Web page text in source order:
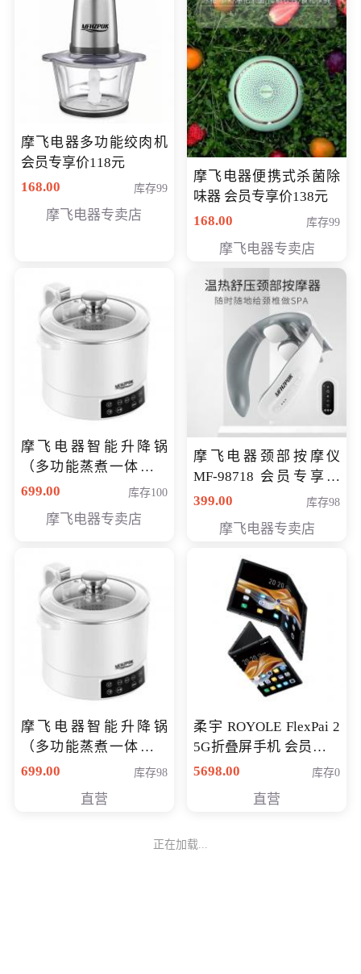
摩飞电器多功能绞肉机
会员专享价118元
168.00
库存99
摩飞电器专卖店
摩飞电器便携式杀菌除
味器 会员专享价138元
168.00
库存99
摩飞电器专卖店
摩飞电器智能升降锅
（多功能蒸煮一体锅）
（智能升降养生锅） 会
699.00 库存100
摩飞电器专卖店
摩飞电器颈部按摩仪
MF-98718 会员专享价
299元
399.00 库存98
摩飞电器专卖店
摩飞电器智能升降锅
（多功能蒸煮一体锅）
（智能升降养生锅） 会
699.00 库存98
直营
柔宇 ROYOLE FlexPai 2
5G折叠屏手机 会员专享
购买价格 4998元
5698.00 库存0
直营
正在加载...